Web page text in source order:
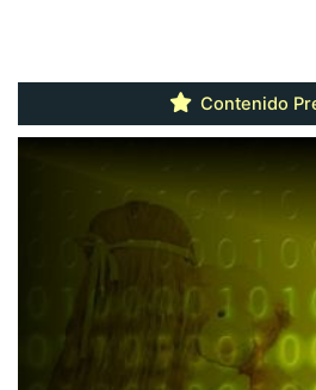
Contenido